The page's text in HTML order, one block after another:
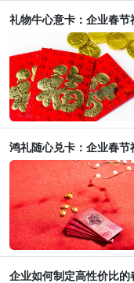
礼物牛心意卡：企业春
鸿礼随心兑卡：企业春
企业如何制定高性价比